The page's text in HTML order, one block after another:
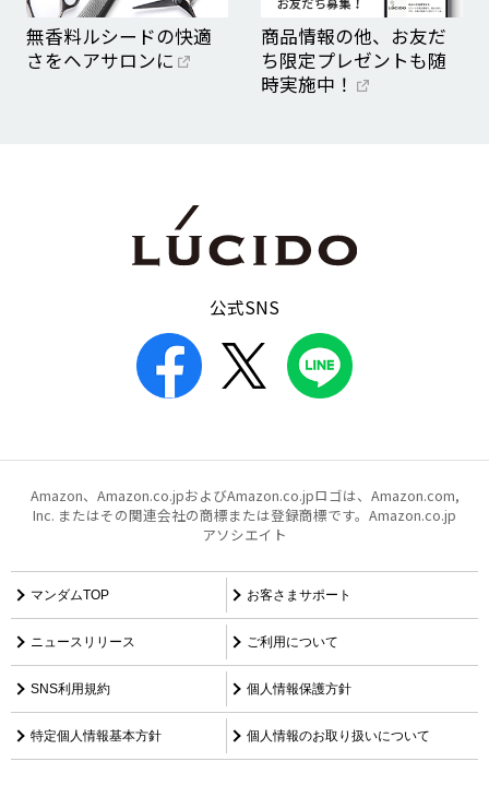
無香料ルシードの快適
さをヘアサロンに
商品情報の他、お友だ
ち限定プレゼントも随
時実施中！
公式SNS
Amazon、Amazon.co.jpおよびAmazon.co.jpロゴは、Amazon.com,
Inc. またはその関連会社の商標または登録商標です。Amazon.co.jp
アソシエイト
マンダムTOP お客さまサポート
ニュースリリース ご利用について
SNS利用規約 個人情報保護方針
特定個人情報基本方針 個人情報のお取り扱いについて